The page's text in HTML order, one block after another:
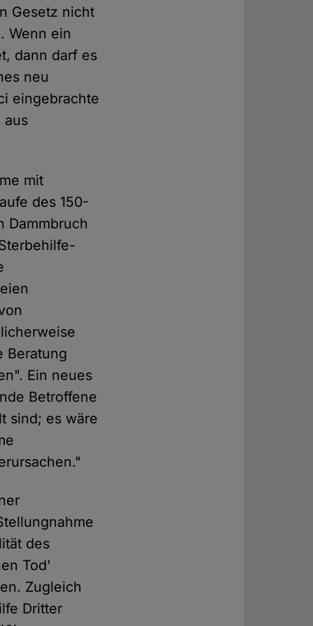
Gesetz nicht
Wenn ein
dann darf es
neu
eingebrachte
aus
mit
des 150-
Dammbruch
Beratung
Ein neues
Betroffene
sind; es wäre
des
Tod'
Zugleich
Dritter